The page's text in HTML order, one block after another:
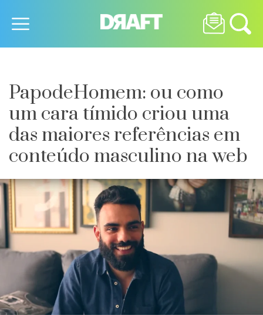
PapodeHomem: ou como
um cara tímido criou uma
das maiores referências em
conteúdo masculino na web